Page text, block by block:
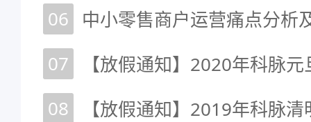
06
中小零售商户运营痛点分析
07
【放假通知】2020年科脉
08
【放假通知】2019年科脉